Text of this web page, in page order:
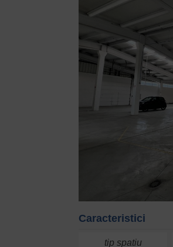
Caracteristici
tip spatiu